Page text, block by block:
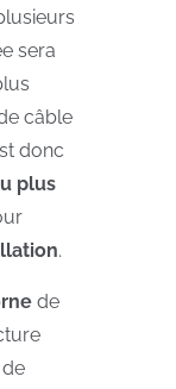
sera
câble
donc
plus
.
de
de